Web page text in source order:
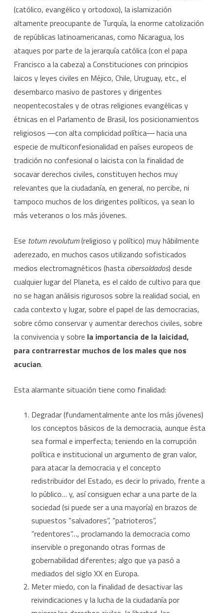
(católico, evangélico y ortodoxo), la islamización
altamente preocupante de Turquía, la enorme catolización
de repúblicas latinoamericanas, como Nicaragua, los
ataques por parte de la jerarquía católica (con el papa
Francisco a la cabeza) a Constituciones con principios
laicos y leyes civiles en Méjico, Chile, Uruguay, etc., el
desembarco masivo de pastores y dirigentes
neopentecostales y de otras religiones evangélicas y
étnicas en el Parlamento de Brasil, los posicionamientos
religiosos ―con alta complicidad política― hacia una
especie de multiconfesionalidad en países europeos de
tradición no confesional o laicista con la finalidad de
socavar derechos civiles, constituyen hechos muy
relevantes que la ciudadanía, en general, no percibe, ni
tampoco muchos de los dirigentes políticos, ya sean lo
más veteranos o los más jóvenes.
Ese totum revolutum(religioso y político) muy hábilmente
aderezado, en muchos casos utilizando sofisticados
medios electromagnéticos (hasta cibersoldados) desde
cualquier lugar del Planeta, es el caldo de cultivo para que
no se hagan análisis rigurosos sobre la realidad social, en
cada contexto y lugar, sobre el papel de las democracias,
sobre cómo conservar y aumentar derechos civiles, sobre
la convivencia y sobre la importancia de la laicidad,
para contrarrestar muchos de los males que nos
acucian.
Esta alarmante situación tiene como finalidad:
Degradar (fundamentalmente ante los más jóvenes)
los conceptos básicos de la democracia, aunque ésta
sea formal e imperfecta; teniendo en la corrupción
política e institucional un argumento de gran valor,
para atacar la democracia y el concepto
redistribuidor del Estado, es decir lo privado, frente a
lo público… y, así consiguen echar a una parte de la
sociedad (si puede ser a una mayoría) en brazos de
supuestos “salvadores”, “patrioteros”,
“redentores”…, proclamando la democracia como
inservible o pregonando otras formas de
gobernabilidad diferentes; algo que ya pasó a
mediados del siglo XX en Europa.
Meter miedo, con la finalidad de desactivar las
reivindicaciones y la lucha de la ciudadanía por